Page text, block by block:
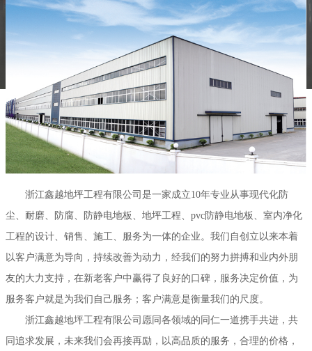
浙江鑫越地坪工程有限公司是一家成立10年专业从事现代化防
尘、耐磨、防腐、防静电地板、地坪工程、pvc防静电地板、室内净化
工程的设计、销售、施工、服务为一体的企业。我们自创立以来本着
以客户满意为导向，持续改善为动力，经我们的努力拼搏和业内外朋
友的大力支持，在新老客户中赢得了良好的口碑，服务决定价值，为
服务客户就是为我们自己服务；客户满意是衡量我们的尺度。
浙江鑫越地坪工程有限公司愿同各领域的同仁一道携手共进，共
同追求发展，未来我们会再接再励，以高品质的服务，合理的价格，